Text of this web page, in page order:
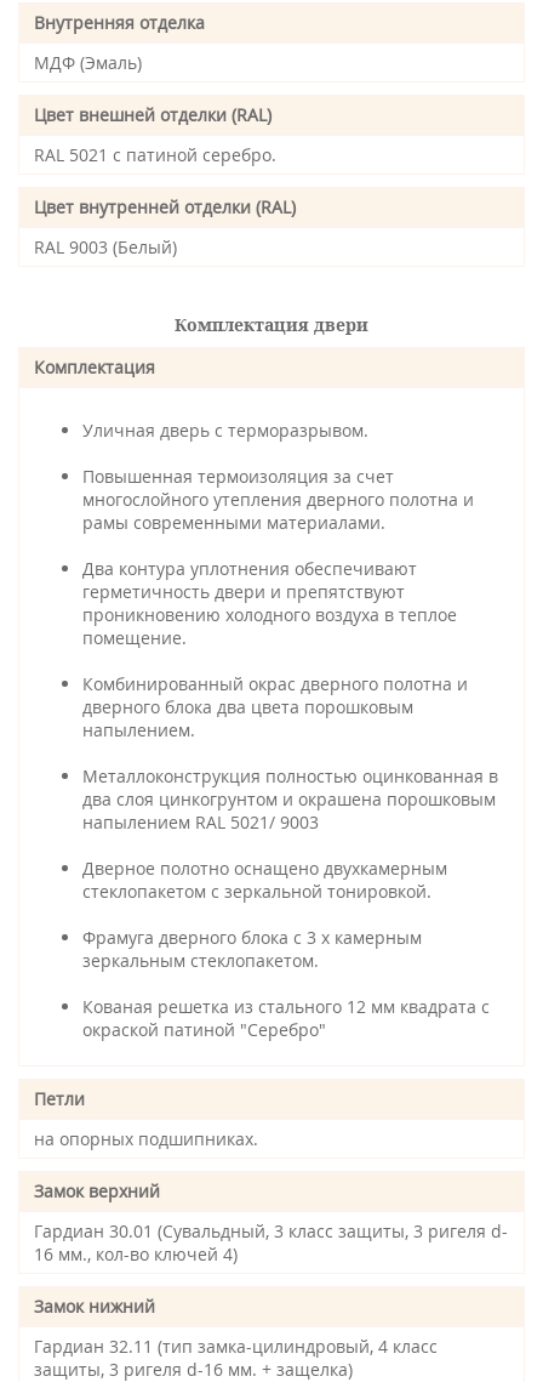
Внутренняя отделка
МДФ (Эмаль)
Цвет внешней отделки (RAL)
RAL 5021 с патиной серебро.
Цвет внутренней отделки (RAL)
RAL 9003 (Белый)
Комплектация двери
Комплектация
Уличная дверь с терморазрывом.
Повышенная термоизоляция за счет
многослойного утепления дверного полотна и
рамы современными материалами.
Два контура уплотнения обеспечивают
герметичность двери и препятствуют
проникновению холодного воздуха в теплое
помещение.
Комбинированный окрас дверного полотна и
дверного блока два цвета порошковым
напылением.
Металлоконструкция полностью оцинкованная в
два слоя цинкогрунтом и окрашена порошковым
напылением RAL 5021/ 9003
Дверное полотно оснащено двухкамерным
стеклопакетом с зеркальной тонировкой.
Фрамуга дверного блока с 3 х камерным
зеркальным стеклопакетом.
Кованая решетка из стального 12 мм квадрата с
окраской патиной "Серебро"
Петли
на опорных подшипниках.
Замок верхний
Гардиан 30.01 (Сувальдный, 3 класс защиты, 3 ригеля d-
16 мм., кол-во ключей 4)
Замок нижний
Гардиан 32.11 (тип замка-цилиндровый, 4 класс
защиты, 3 ригеля d-16 мм. + защелка)